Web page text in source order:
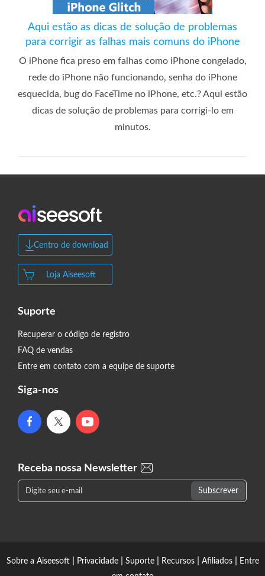
Aqui estão as dicas de solução de problemas
para corrigir as falhas mais comuns do iPhone
O iPhone fica preso em falhas como iPhone congelado,
rede do iPhone não funcionando, senha do iPhone
esquecida, bug do FaceTime no iPhone, etc.? Aqui estão
dicas de solução de problemas para corrigi-lo em
minutos.
Centro de download
Loja Aiseesoft
Suporte
Recuperar o código de registro
FAQ de vendas
Entre em contato com a equipe de suporte
Siga-nos
Receba nossa Newsletter
Sobre a Aiseesoft| Privacidade| Suporte| Recursos| Afiliados|
Entre